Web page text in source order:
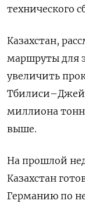
технического
Казахстан,
маршруты для
увеличить
миллиона
выше.
На прошлой
Казахстан
Германию по